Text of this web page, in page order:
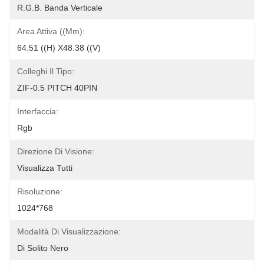
R.G.B. Banda Verticale
Area Attiva ((mm):
64.51 ((H) X48.38 ((V)
Colleghi Il Tipo:
ZIF-0.5 PITCH 40PIN
Interfaccia:
Rgb
Direzione Di Visione:
Visualizza Tutti
Risoluzione:
1024*768
Modalità Di Visualizzazione:
Di Solito Nero